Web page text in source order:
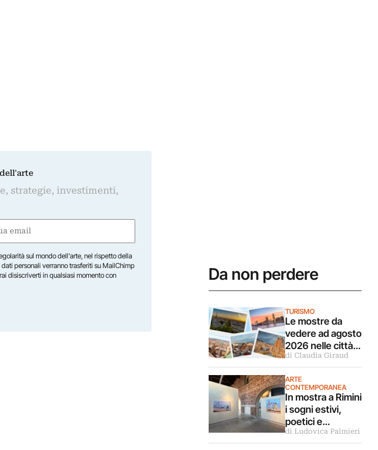
strategie, investimenti,
sul mondo dell'arte, nel rispetto della
personali verranno trasferiti su MailChimp
disiscriverti in qualsiasi momento con
Da non perdere
TURISMO
Le mostre da
vedere ad agosto
2026 nelle città
d’arte europee
di Claudia Giraud
ARTE
CONTEMPORANEA
In mostra a Rimini
i sogni estivi,
poetici e
malinconici
dipinti da Luca
di Ludovica Palmieri